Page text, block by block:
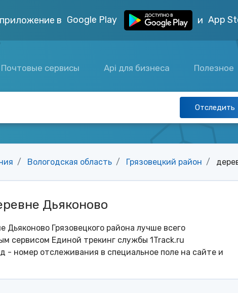
в Google Play и App
Почтовые сервисы Api для бизнеса Полезное
Отследить
Вологодская область Грязовецкий район
Дьяконово
Грязовецкого района лучше всего
сервисом Единой трекинг службы 1Track.ru
- номер отслеживания в специальное поле на сайте и